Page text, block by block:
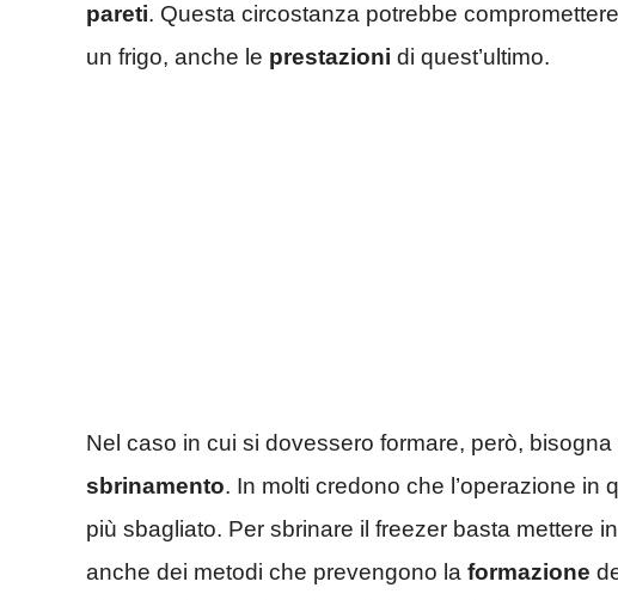
pareti. Questa circostanza potrebbe
un frigo, anche le prestazioni di quest’ultimo.
Nel caso in cui si dovessero formare, però,
sbrinamento. In molti credono che l’operazione in
più sbagliato. Per sbrinare il freezer basta mettere
anche dei metodi che prevengono la formazione